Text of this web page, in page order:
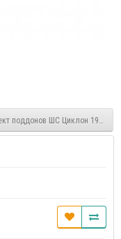
поддонов ШС Циклон 1965